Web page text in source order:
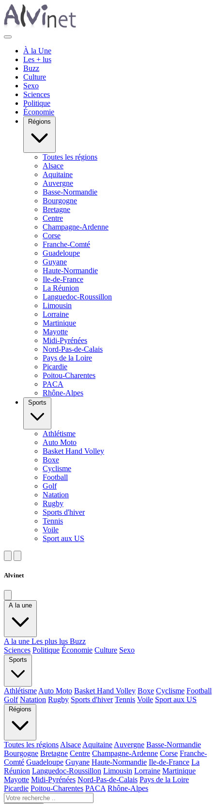
À la Une
Les + lus
Buzz
Culture
Sexo
Sciences
Politique
Économie
Régions
Toutes les régions
Alsace
Aquitaine
Auvergne
Basse-Normandie
Bourgogne
Bretagne
Centre
Champagne-Ardenne
Corse
Franche-Comté
Guadeloupe
Guyane
Haute-Normandie
Ile-de-France
La Réunion
Languedoc-Roussillon
Limousin
Lorraine
Martinique
Mayotte
Midi-Pyrénées
Nord-Pas-de-Calais
Pays de la Loire
Picardie
Poitou-Charentes
PACA
Rhône-Alpes
Sports
Athlétisme
Auto Moto
Basket Hand Volley
Boxe
Cyclisme
Football
Golf
Natation
Rugby
Sports d'hiver
Tennis
Voile
Sport aux US
Alvinet
A la une
A la une Les plus lus Buzz
Sciences Politique Économie Culture Sexo
Sports
Athlétisme Auto Moto Basket Hand Volley Boxe Cyclisme Football
Golf Natation Rugby Sports d'hiver Tennis Voile Sport aux US
Régions
Toutes les régions Alsace Aquitaine Auvergne Basse-Normandie
Bourgogne Bretagne Centre Champagne-Ardenne Corse Franche-
Comté Guadeloupe Guyane Haute-Normandie Ile-de-France La
Réunion Languedoc-Roussillon Limousin Lorraine Martinique
Mayotte Midi-Pyrénées Nord-Pas-de-Calais Pays de la Loire
Picardie Poitou-Charentes PACA Rhône-Alpes